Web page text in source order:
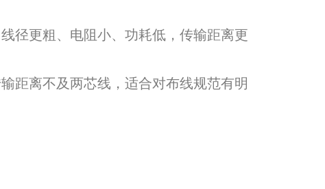
径更粗、电阻小、功耗低，传输距离更
距离不及两芯线，适合对布线规范有明